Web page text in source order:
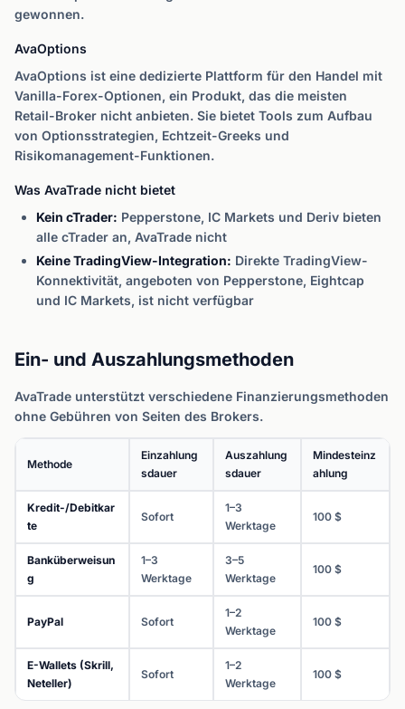
gewonnen.
AvaOptions
AvaOptions ist eine dedizierte Plattform für den Handel mit
Vanilla-Forex-Optionen, ein Produkt, das die meisten
Retail-Broker nicht anbieten. Sie bietet Tools zum Aufbau
von Optionsstrategien, Echtzeit-Greeks und
Risikomanagement-Funktionen.
Was AvaTrade nicht bietet
Kein cTrader: Pepperstone, IC Markets und Deriv bieten
alle cTrader an, AvaTrade nicht
Keine TradingView-Integration: Direkte TradingView-
Konnektivität, angeboten von Pepperstone, Eightcap
und IC Markets, ist nicht verfügbar
Ein- und Auszahlungsmethoden
AvaTrade unterstützt verschiedene Finanzierungsmethoden
ohne Gebühren von Seiten des Brokers.
Methode
Einzahlung
sdauer
Auszahlung
sdauer
Mindesteinz
ahlung
Kredit-/Debitkar
te
Sofort
1–3
Werktage
100 $
Banküberweisun
g
1–3
Werktage
3–5
Werktage
100 $
PayPal Sofort
1–2
Werktage
100 $
E-Wallets (Skrill,
Neteller)
Sofort
1–2
Werktage
100 $